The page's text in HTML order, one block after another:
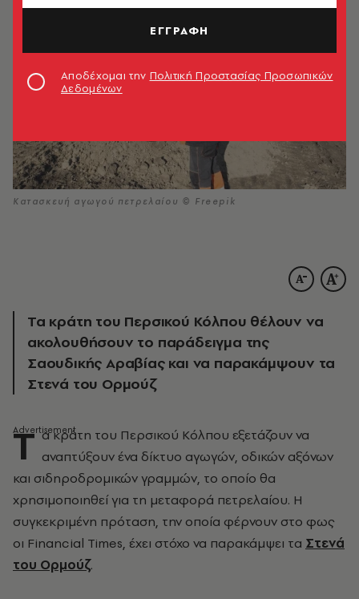
Κατασκευή αγωγού πετρελαίου © Freepik
Τα κράτη του Περσικού Κόλπου θέλουν να
ακολουθήσουν το παράδειγμα της
Σαουδικής Αραβίας και να παρακάμψουν τα
Στενά του Ορμούζ
Τ α κράτη του Περσικού Κόλπου εξετάζουν να
αναπτύξουν ένα δίκτυο αγωγών, οδικών αξόνων
και σιδηροδρομικών γραμμών, το οποίο θα
χρησιμοποιηθεί για τη μεταφορά πετρελαίου. Η
συγκεκριμένη πρόταση, την οποία φέρνουν στο φως
οι Financial Times, έχει στόχο να παρακάμψει τα Στενά
του Ορμούζ.
ΕΓΓΡΑΦΗ
Αποδέχομαι την Πολιτική Προστασίας Προσωπικών
Δεδομένων